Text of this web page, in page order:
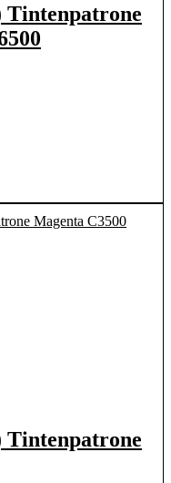
Tintenpatrone
Tintenpatrone